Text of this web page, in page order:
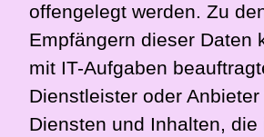
offengelegt werden. Zu
Empfängern dieser Daten
mit IT-Aufgaben
Dienstleister oder Anbieter
Diensten und Inhalten, die